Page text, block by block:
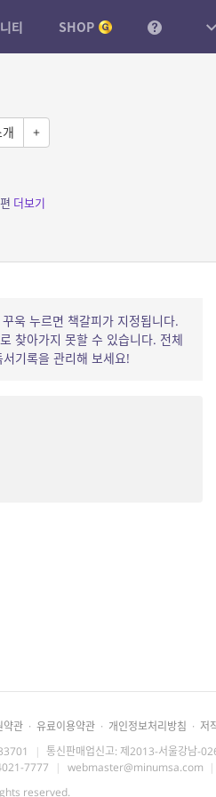
티 SHOP
+
더보기
욱 누르면 책갈피가 지정됩니다.
찾아가지 못할 수 있습니다. 전체
기록을 관리해 보세요!
약관 · 유료이용약관 · 개인정보처리방침 · 저
| 통신판매업신고: 제2013-서울강남-
7777 | webmaster@minumsa.com |
reserved.